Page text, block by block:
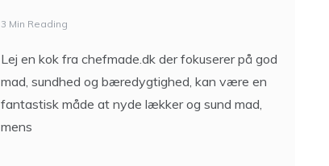
3 Min Reading
Lej en kok fra chefmade.dk der fokuserer på god
mad, sundhed og bæredygtighed, kan være en
fantastisk måde at nyde lækker og sund mad,
mens